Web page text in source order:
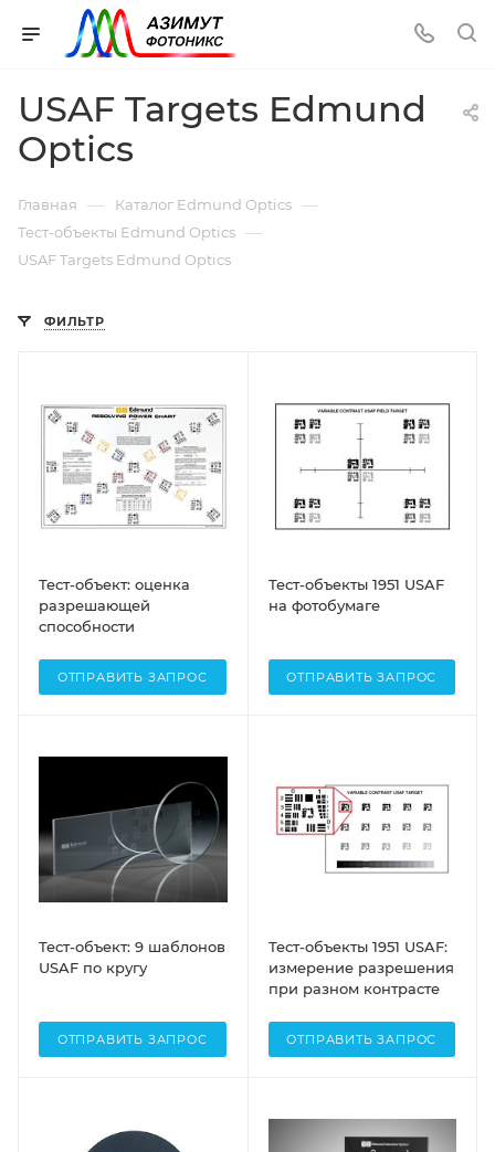
USAF Targets Edmund
Optics
Главная — Каталог Edmund Optics —
Тест-объекты Edmund Optics —
USAF Targets Edmund Optics
ФИЛЬТР
Тест-объект: оценка
разрешающей
способности
ОТПРАВИТЬ ЗАПРОС
Тест-объекты 1951 USAF
на фотобумаге
ОТПРАВИТЬ ЗАПРОС
Тест-объект: 9 шаблонов
USAF по кругу
ОТПРАВИТЬ ЗАПРОС
Тест-объекты 1951 USAF:
измерение разрешения
при разном контрасте
ОТПРАВИТЬ ЗАПРОС